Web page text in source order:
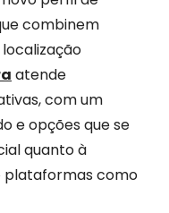
combinem
atende
com um
e opções que se
quanto à
plataformas como